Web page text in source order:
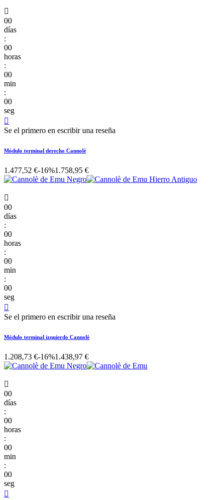

00
días
:
00
horas
:
00
min
:
00
seg

Se el primero en escribir una reseña
Módulo terminal derecho Cannolè
1.477,52 €-16%1.758,95 €

00
días
:
00
horas
:
00
min
:
00
seg

Se el primero en escribir una reseña
Módulo terminal izquierdo Cannolè
1.208,73 €-16%1.438,97 €

00
días
:
00
horas
:
00
min
:
00
seg
